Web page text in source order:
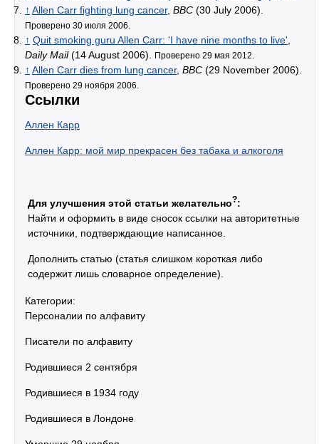
↑ Allen Carr fighting lung cancer, BBC (30 July 2006).
Проверено 30 июля 2006.
↑ Quit smoking guru Allen Carr: 'I have nine months to live'
Daily Mail(14 August 2006). Проверено 29 мая 2012.
↑ Allen Carr dies from lung cancer, BBC (29 November 2006).
Проверено 29 ноября 2006.
Ссылки
Аллен Карр
Аллен Карр: мой мир прекрасен без табака и алкоголя
Для улучшения этой статьи желательно?:
Найти и оформить в виде сносок ссылки на авторитетные
источники, подтверждающие написанное.
Дополнить статью (статья слишком короткая либо
содержит лишь словарное определение).
Категории:
Персоналии по алфавиту
Писатели по алфавиту
Родившиеся 2 сентября
Родившиеся в 1934 году
Родившиеся в Лондоне